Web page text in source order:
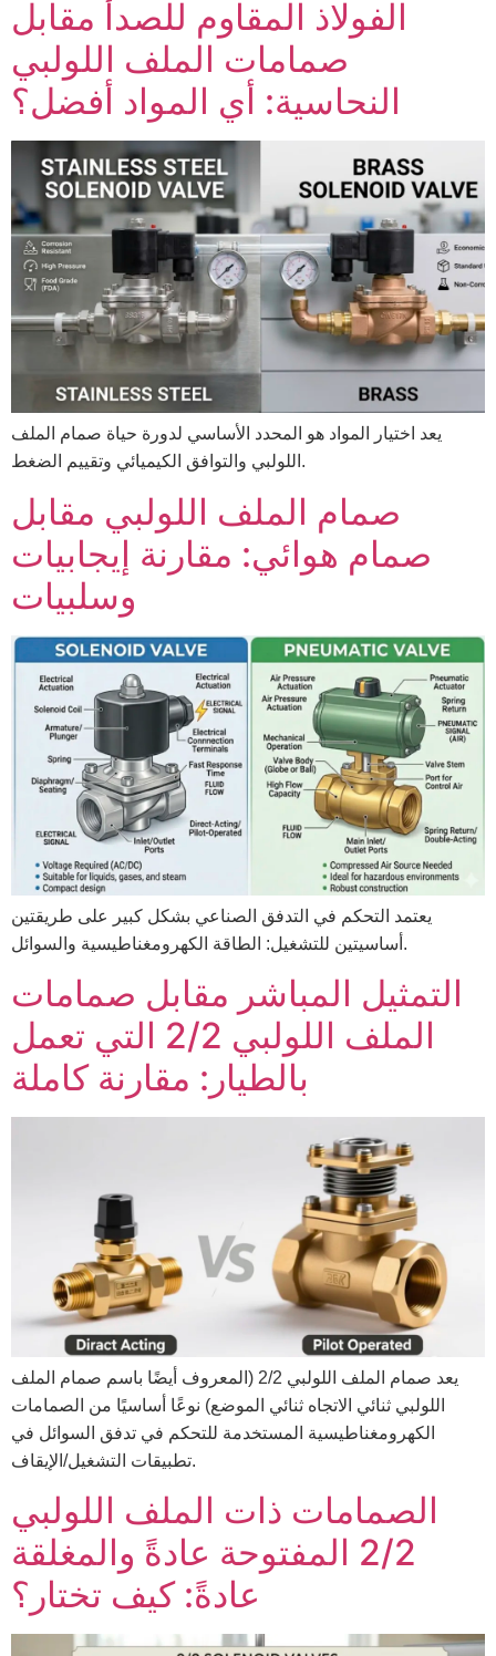
الفولاذ المقاوم للصدأ مقابل
صمامات الملف اللولبي
النحاسية: أي المواد أفضل؟
يعد اختيار المواد هو المحدد الأساسي لدورة حياة صمام الملف
اللولبي والتوافق الكيميائي وتقييم الضغط.
صمام الملف اللولبي مقابل
صمام هوائي: مقارنة إيجابيات
وسلبيات
يعتمد التحكم في التدفق الصناعي بشكل كبير على طريقتين
أساسيتين للتشغيل: الطاقة الكهرومغناطيسية والسوائل.
التمثيل المباشر مقابل صمامات
الملف اللولبي 2/2 التي تعمل
يعد صمام الملف اللولبي 2/2 (المعروف أيضًا باسم صمام الملف
اللولبي ثنائي الاتجاه ثنائي الموضع) نوعًا أساسيًا من الصمامات
الكهرومغناطيسية المستخدمة للتحكم في تدفق السوائل في
تطبيقات التشغيل/الإيقاف.
الصمامات ذات الملف اللولبي
2/2 المفتوحة عادةً والمغلقة